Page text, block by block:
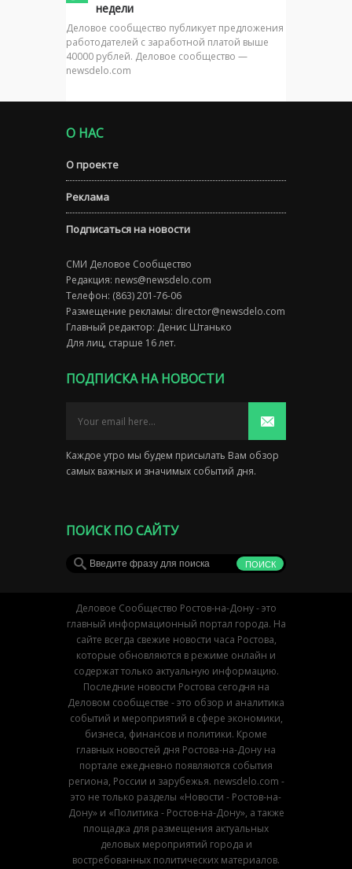
недели
Деловое сообщество публикует предложения
работодателей с заработной платой выше
40000 рублей. Деловое сообщество —
newsdelo.com
О НАС
О проекте
Реклама
Подписаться на новости
СМИ Деловое Сообщество
Редакция: news@newsdelo.com
Телефон: (863) 201-76-06
Размещение рекламы: director@newsdelo.com
Главный редактор: Денис Штанько
Для лиц, старше 16 лет.
ПОДПИСКА НА НОВОСТИ
Каждое утро мы будем присылать Вам обзор
самых важных и значимых событий дня.
ПОИСК ПО САЙТУ
Деловое Сообщество Ростов-на-Дону - это
главный информационный портал города. На
сайте всегда свежие новости часа Ростова,
которые обновляются в режиме онлайн и
содержат только актуальную информацию.
Последние новости Ростова сегодня на
Деловом сообществе - это обзор и аналитика
событий и мероприятий в сфере экономики,
бизнеса, финансов и политики. Кроме
главных новостей дня Ростова-на-Дону на
портале ежедневно появляются события
региона, России и зарубежья. newsdelo.com -
это не только разделы «Новости - Ростов-на-
Дону» и «Политика - Ростов-на-Дону», а также
площадка для размещения актуальных
деловых мероприятий города и
востребованных политических материалов.